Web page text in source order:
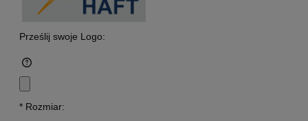
Prześlij swoje Logo:
* Rozmiar: